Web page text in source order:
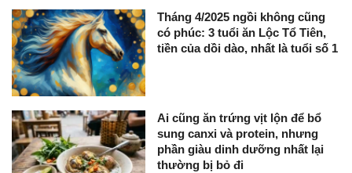
Tháng 4/2025 ngồi không cũng
có phúc: 3 tuổi ăn Lộc Tổ Tiên,
tiền của dồi dào, nhất là tuổi số 1
Ai cũng ăn trứng vịt lộn để bổ
sung canxi và protein, nhưng
phần giàu dinh dưỡng nhất lại
thường bị bỏ đi